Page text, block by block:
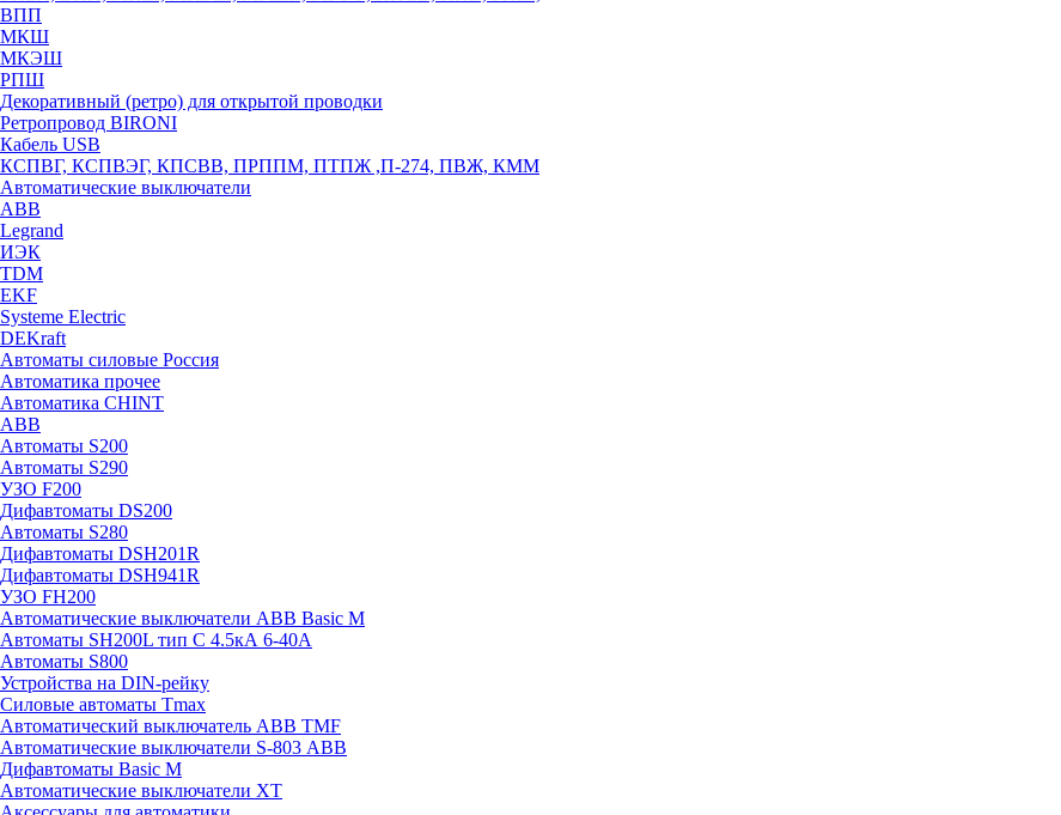
ВПП
МКШ
МКЭШ
РПШ
Декоративный (ретро) для открытой проводки
Ретропровод BIRONI
Кабель USB
КСПВГ, КСПВЭГ, КПСВВ, ПРППМ, ПТПЖ ,П-274, ПВЖ, КММ
Автоматические выключатели
ABB
Legrand
ИЭК
TDM
EKF
Systeme Electric
DEKraft
Автоматы силовые Россия
Автоматика прочее
Автоматика CHINT
ABB
Автоматы S200
Автоматы S290
УЗО F200
Дифавтоматы DS200
Автоматы S280
Дифавтоматы DSH201R
Дифавтоматы DSH941R
УЗО FH200
Автоматические выключатели ABB Basic M
Автоматы SH200L тип С 4.5кА 6-40А
Автоматы S800
Устройства на DIN-рейку
Силовые автоматы Tmax
Автоматический выключатель ABB TMF
Автоматические выключатели S-803 АВВ
Дифавтоматы Basic M
Автоматические выключатели XT